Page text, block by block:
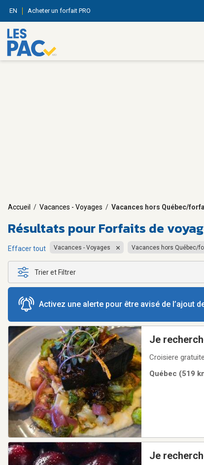
EN Acheter un forfait PRO
Accueil / Vacances - Voyages / Vacances hors Québec/
Résultats pourForfaits de
Effacer tout Vacances - Voyages Vacances hors Québec/
Trier et Filtrer
Activez une alerte pour être avisé de l’ajout
Je
Croisiere
Québec (519
Je